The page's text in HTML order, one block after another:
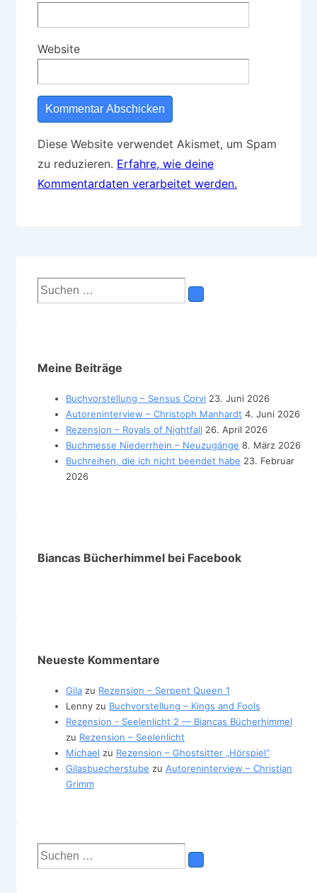
Website
Diese Website verwendet Akismet, um Spam
zu reduzieren. Erfahre, wie deine
Kommentardaten verarbeitet werden.
Suchen
nach:
Meine Beiträge
Buchvorstellung – Sensus Corvi 23. Juni 2026
Autoreninterview – Christoph Manhardt 4. Juni 2026
Rezension – Royals of Nightfall 26. April 2026
Buchmesse Niederrhein – Neuzugänge 8. März 2026
Buchreihen, die ich nicht beendet habe 23. Februar
2026
Biancas Bücherhimmel bei Facebook
Neueste Kommentare
Gila zu Rezension – Serpent Queen 1
Lenny zu Buchvorstellung – Kings and Fools
Rezension - Seelenlicht 2 — Biancas Bücherhimmel
zu Rezension – Seelenlicht
Michael zu Rezension – Ghostsitter „Hörspiel“
Gilasbuecherstube zu Autoreninterview – Christian
Grimm
Suchen
nach: